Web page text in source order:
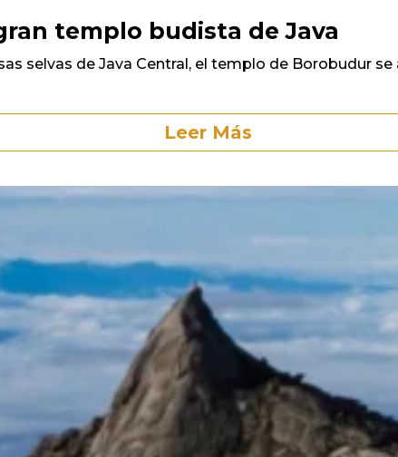
templo budista de Java
selvas de Java Central, el templo de Borobudur
Leer Más